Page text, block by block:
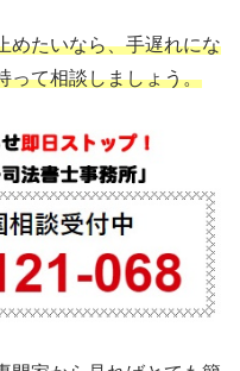
めたいなら、手遅れにな
って相談しましょう。